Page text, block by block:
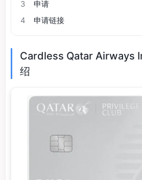
3
申请
4
申请链接
Cardless Qatar Airways
绍